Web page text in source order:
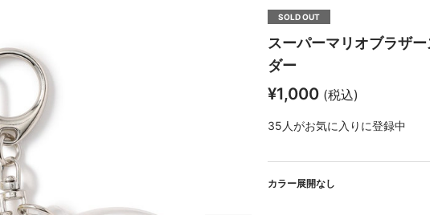
SOLD OUT
スーパーマリオブラザ
ダー
¥1,000 (税込)
35人がお気に入りに登録中
カラー展開なし